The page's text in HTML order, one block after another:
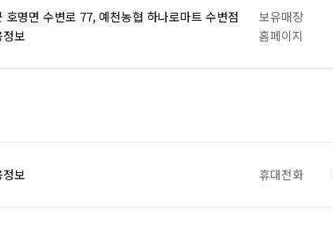
호명면 수변로 77, 예천농협 하나로마트 수변점
보유매장
보 홈페이지
보 휴대전화